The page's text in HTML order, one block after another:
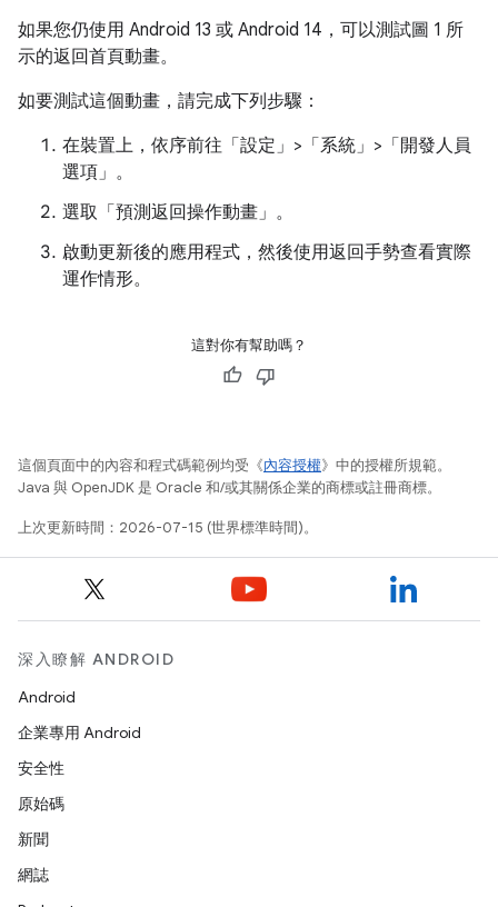
如果您仍使用 Android 13 或 Android 14，可以測試圖 1 所
示的返回首頁動畫。
如要測試這個動畫，請完成下列步驟：
在裝置上，依序前往「設定」>「系統」>「開發人員
選項」 。
選取「預測返回操作動畫」 。
啟動更新後的應用程式，然後使用返回手勢查看實際
運作情形。
這對你有幫助嗎？
這個頁面中的內容和程式碼範例均受《內容授權》中的授權所規範。
Java 與 OpenJDK 是 Oracle 和/或其關係企業的商標或註冊商標。
上次更新時間：2026-07-15 (世界標準時間)。
深入瞭解 ANDROID
Android
企業專用 Android
安全性
原始碼
新聞
網誌